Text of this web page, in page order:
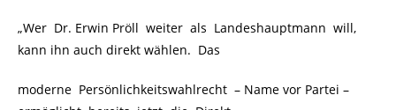
„Wer Dr. Erwin Pröll weiter als Landeshauptmann will,
kann ihn auch direkt wählen. Das
moderne Persönlichkeitswahlrecht – Name vor Partei –